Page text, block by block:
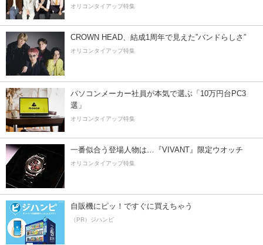
オリコンタイアップ特集
CROWN HEAD、結成1周年で見えた”バンドらしさ”
オリコンタイアップ特集
パソコンメーカー社員が本気で選ぶ「10万円台PC3
選」
オリコンタイアップ特集
一番似合う登場人物は…『VIVANT』限定ウオッチ
オリコンタイアップ特集
自販機にピッ！ですぐに買えちゃう
（PR）ジハンピ